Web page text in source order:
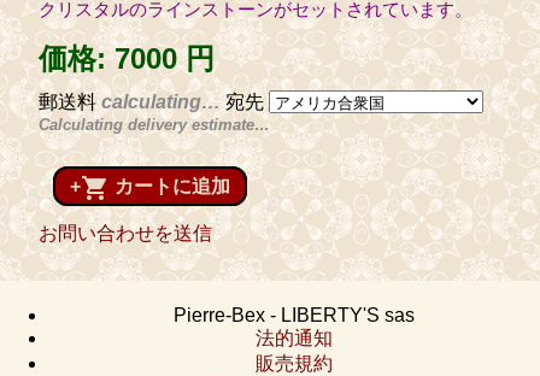
クリスタルのラインストーンがセットされています。
価格:7000 円
郵送料calculating…宛先
Calculating delivery estimate…
+shopping_cart カートに追加
お問い合わせを送信
Pierre-Bex - LIBERTY'S sas
法的通知
販売規約